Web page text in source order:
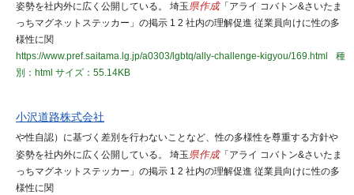
姿勢を社内外に広く公開している。 埼玉県作成「アライ コバトン&さいたま
っちマグネットステッカー」の掲示 1 2 社内の理解促進 従業員向けに性の多
様性に関
https://www.pref.saitama.lg.jp/a0303/lgbtq/ally-challenge-kigyou/169.html
種
別：html サイズ：55.14KB
小沢道路株式会社
や性自認）に基づく差別を行わないことなど、性の多様性を尊重する方針や
姿勢を社内外に広く公開している。 埼玉県作成「アライ コバトン&さいたま
っちマグネットステッカー」の掲示 1 2 社内の理解促進 従業員向けに性の多
様性に関